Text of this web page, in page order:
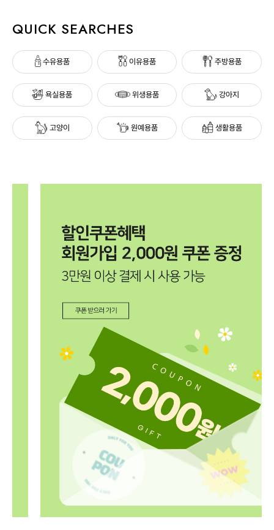
QUICK SEARCHES
수유용품 이유용품 주방용품
욕실용품 위생용품 강아지
고양이 원예용품 생활용품